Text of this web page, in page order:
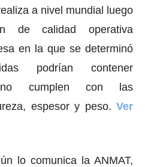
a nivel mundial luego
de calidad operativa
en la que se determinó
podrían contener
no cumplen con las
espesor y peso. Ver
lo comunica la ANMAT,